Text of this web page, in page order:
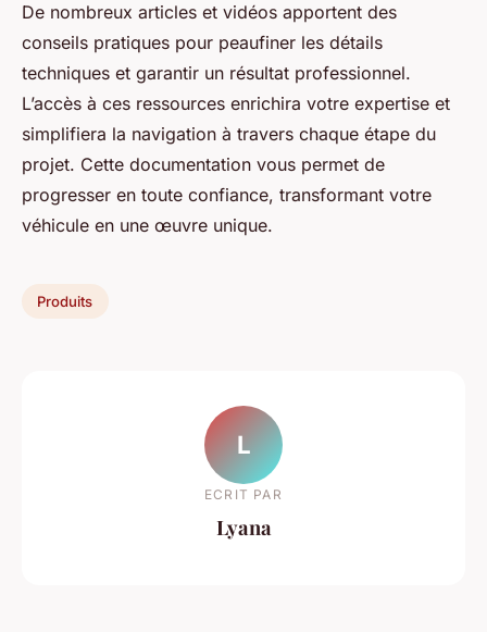
De nombreux articles et vidéos apportent des
conseils pratiques pour peaufiner les détails
techniques et garantir un résultat professionnel.
L’accès à ces ressources enrichira votre expertise et
simplifiera la navigation à travers chaque étape du
projet. Cette documentation vous permet de
progresser en toute confiance, transformant votre
véhicule en une œuvre unique.
Produits
L
ECRIT PAR
Lyana